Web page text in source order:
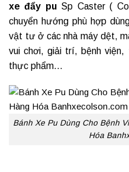
xe đẩy puSp Caster (
chuyển hướng phù hợp
vật tư ở các nhà máy dệt,
vui chơi, giải trí, bệnh viện,
thực phẩm…
Bánh Xe Pu Dùng Cho Bệnh
Hóa